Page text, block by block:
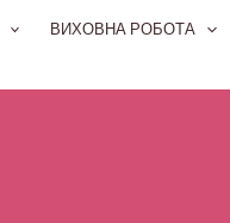
ВИХОВНА РОБОТА